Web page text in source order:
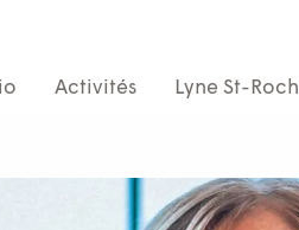
Activités Lyne St-Roch